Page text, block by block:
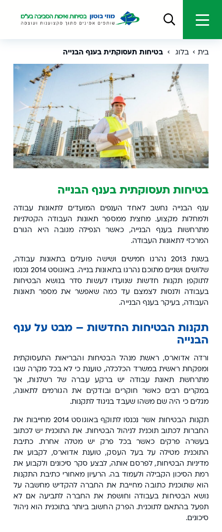
בית בלוג בטיחות תעסוקתית בענף הבנייה
בטיחות תעסוקתית בענף הבנייה
ענף הבנייה נחשב לאחד הענפים המועדים לתאונות עבודה
ולמחלות מקצוע. מחצית ממספר תאונות העבודה הקטלניות
מתרחשות בענף הבנייה, כאשר הנפילה מגובה היא הגורם
המרכזי לתאונות העבודה.
בשנת 2013 נהרגו חמישים ושישה פועלים בתאונות עבודה,
שלושים ושניים מתוכם נהרגו בתאונות בנייה. באוגוסט 2014 נכנסו
לתוקפן תקנות חדשות שנועדו לעשות סדר בנושא הבטיחות
בעבודה ולנסות לצמצם עד כמה שאפשר את מספר תאונות
העבודה, בעיקר בענף הבנייה.
תקנות הבטיחות החדשות – מבט על ענף
הבנייה
ורדה אדוארס, ראשת מנהל הבטיחות והבריאות התעסוקתית
ומפקחת ראשית במשרד הכלכלה, טוענת כי לא בכל מקרה שבו
מתרחשת תאונת עבודה יש ברקע עברה של רשלנות, אך
במקרים רבים כאשר חוקרים ובודקים את הגורמים לתאונה,
מגלים כי היה שם משהו שעבד בניגוד לתקנות.
תקנות הבטיחות אשר נכנסו לתוקף באוגוסט 2014 מחייבות את
החברות לכתוב תוכנית לניהול הבטיחות. את התוכנית יש לכתוב
בעשרה פרקים כאשר בכל פרק יש מטלה אחרת. כתיבת
התוכנית מטילה על בעל העסק, טוענת אדוארס, לקבוע את
מדיניות הבטיחות, לפרסם אותה, לבצע סקר סיכונים ולקבוע את
רמת הסיכון הקבילה ולעמוד בה. הרעיון מאחורי כתיבת התקנות
הוא שתוכנית כתובה מחייבת את החברה להקדיש מחשבה על
נושא הבטיחות בעבודה וחושפת את החברה לתביעה אם לא
תפעל בהתאם לתוכנית. הפרק החשוב ביותר בתוכנית הוא ניהול
סיכונים.